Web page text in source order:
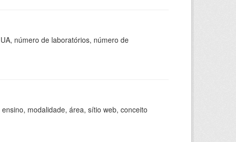
número de laboratórios, número de
modalidade, área, sítio web, conceito